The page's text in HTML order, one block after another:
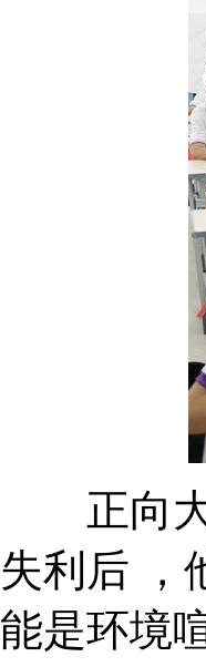
正向大家
失利后 ，
能是环境喧闹